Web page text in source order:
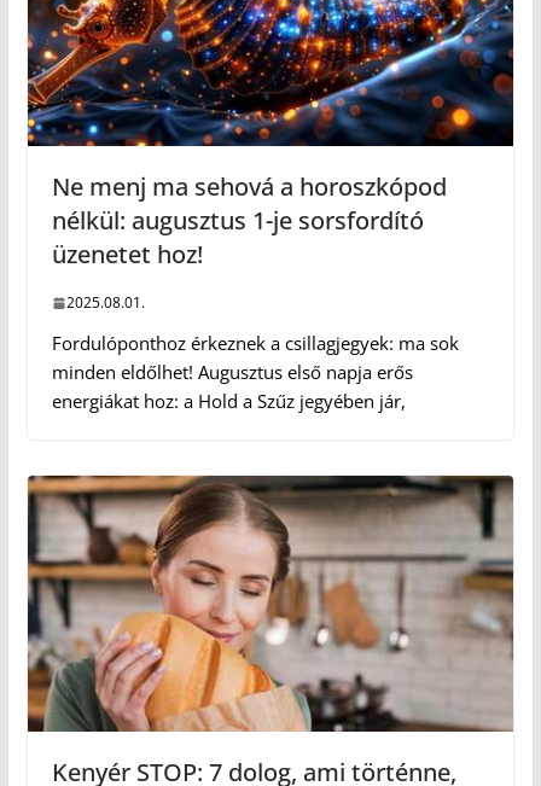
Ne menj ma sehová a horoszkópod
nélkül: augusztus 1-je sorsfordító
üzenetet hoz!
2025.08.01.
Fordulóponthoz érkeznek a csillagjegyek: ma sok
minden eldőlhet! Augusztus első napja erős
energiákat hoz: a Hold a Szűz jegyében jár,
Kenyér STOP: 7 dolog, ami történne,